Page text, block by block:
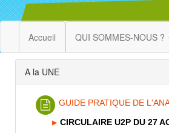
Accueil QUI SOMMES-NOUS ?
A la UNE
GUIDE PRATIQUE DE
CIRCULAIRE U2P DU 27